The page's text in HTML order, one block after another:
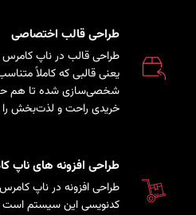
طراحی قالب اختصاصی
طراحی قالب در ناپ
یعنی قالبی که کاملاً
شخصی‌سازی شده تا هم
خریدی راحت و لذت‌بخش را
طراحی افزونه های ناپ
طراحی افزونه در ناپ
کدنویسی این سیستم است